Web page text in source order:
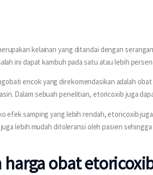
kelainan yang ditandai dengan
ini dapat kambuh pada satu atau lebih
encok yang direkomendasikan adalah
Dalam sebuah penelitian, etoricoxib juga
efek samping yang lebih rendah, etoricoxib
lebih mudah ditoleransi oleh pasien
harga obat